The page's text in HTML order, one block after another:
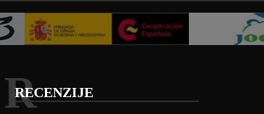
RECENZIJE
R